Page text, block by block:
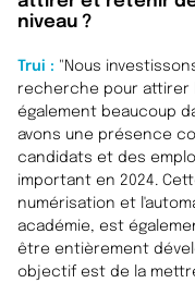
niveau ?
Trui : "Nous
recherche pour attirer
également beaucoup
avons une présence
candidats et des
important en 2024.
numérisation et
académie, est
être entièrement
objectif est de la